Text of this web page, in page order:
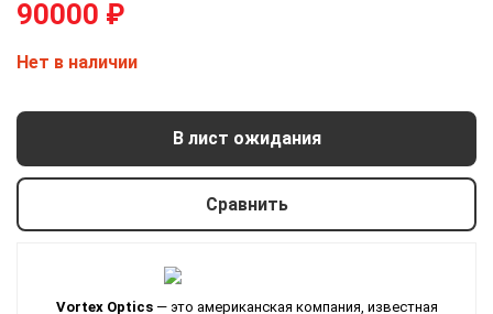
90000 ₽
Нет в наличии
В лист ожидания
Сравнить
Vortex Optics— это американская компания, известная